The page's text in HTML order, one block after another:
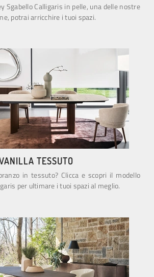
Sgabello Calligaris in pelle, una delle nostre
potrai arricchire i tuoi spazi.
TESSUTO
in tessuto? Clicca e scopri il modello
per ultimare i tuoi spazi al meglio.